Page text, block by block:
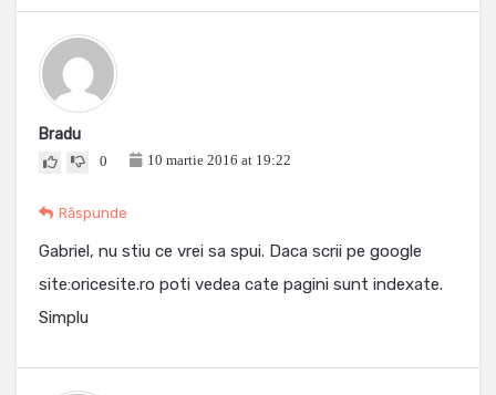
Bradu
0 10 martie 2016 at 19:22
Răspunde
Gabriel, nu stiu ce vrei sa spui. Daca scrii pe google
site:oricesite.ro poti vedea cate pagini sunt indexate.
Simplu